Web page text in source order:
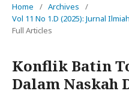
Home / Archives
/
Vol 11 No 1.D (2025): Jurnal
Full Articles
Konflik Batin
Dalam Naskah